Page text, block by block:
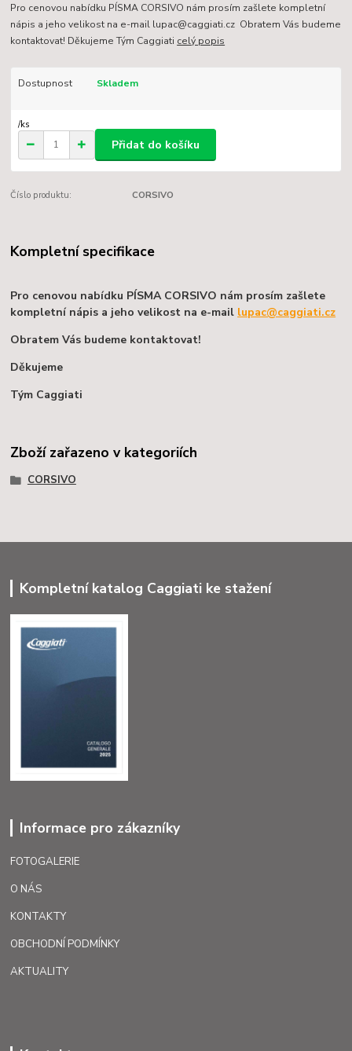
Pro cenovou nabídku PÍSMA CORSIVO nám prosím zašlete kompletní
nápis a jeho velikost na e-mail lupac@caggiati.cz Obratem Vás budeme
kontaktovat! Děkujeme Tým Caggiati celý popis
Dostupnost Skladem
/ks
Přidat do košíku
Číslo produktu: CORSIVO
Kompletní specifikace
Pro cenovou nabídku PÍSMA CORSIVO nám prosím zašlete
kompletní nápis a jeho velikost na e-mail lupac@caggiati.cz
Obratem Vás budeme kontaktovat!
Děkujeme
Tým Caggiati
Zboží zařazeno v kategoriích
CORSIVO
Kompletní katalog Caggiati ke stažení
Informace pro zákazníky
FOTOGALERIE
O NÁS
KONTAKTY
OBCHODNÍ PODMÍNKY
AKTUALITY